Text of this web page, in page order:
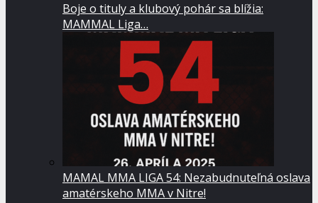
Boje o tituly a klubový pohár sa blížia:
MAMMAL Liga…
MAMAL MMA LIGA 54: Nezabudnuteľná oslava
amatérskeho MMA v Nitre!